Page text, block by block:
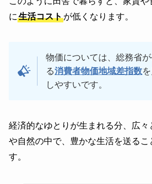
に生活コストが低くなります。
物価については、総務省
る消費者物価地域差指数
しやすいです。
経済的なゆとりが生まれる分、広々
や自然の中で、豊かな生活を送るこ
す。